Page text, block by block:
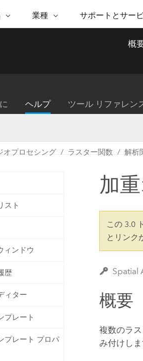
Online
SaaS マッピング プラット
Pro
Enterprise
向けテクノロジー
ョンの構築
すべてのプロダクト
機
業種
業種
自然保護
公共エネルギー
地方自治
電気通信
交通機関
サポートとサー
サポートとサービス
概
ヘルプ ツール リファレン
オプロセシング ラスター関数 解析
スト
ィンドウ
歴
ィター
プレート
プレート プロパ
加
この 3.0
とリンク
Spatial
概要
複数のラ
み付けし